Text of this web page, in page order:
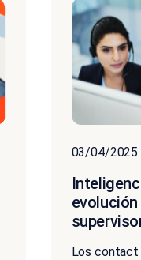
03/04/2025
Los contact